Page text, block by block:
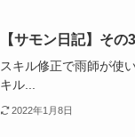
【サモン日記】そ
スキル修正で雨師が使
キル...
2022年1月8日